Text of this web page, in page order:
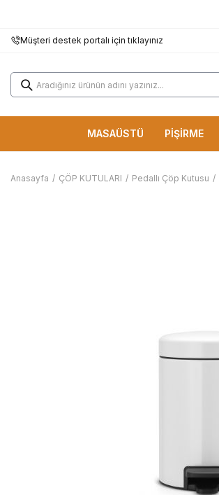
Müşteri destek portalı için tıklayınız
MASAÜSTÜ PİŞİRME
Anasayfa / ÇÖP KUTULARI / Pedallı Çöp Kutusu /